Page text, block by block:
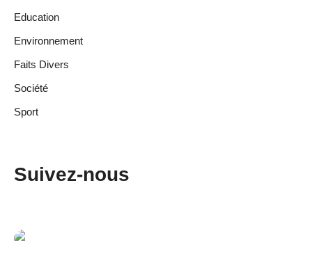
Education
Environnement
Faits Divers
Société
Sport
Suivez-nous